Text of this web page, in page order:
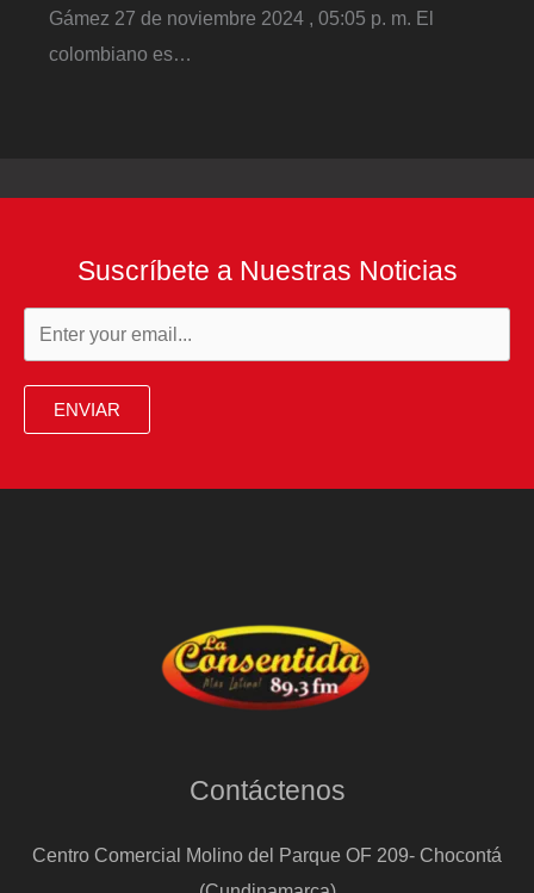
Gámez 27 de noviembre 2024 , 05:05 p. m. El
colombiano es…
Suscríbete a Nuestras Noticias
ENVIAR
Contáctenos
Centro Comercial Molino del Parque OF 209- Chocontá